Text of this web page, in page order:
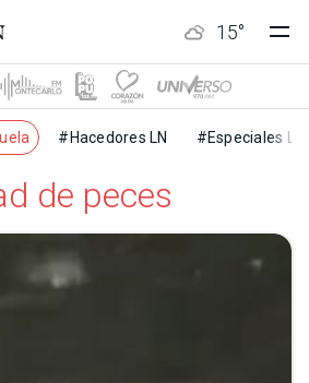
15°
#Hacedores LN #Especiales LN
de peces